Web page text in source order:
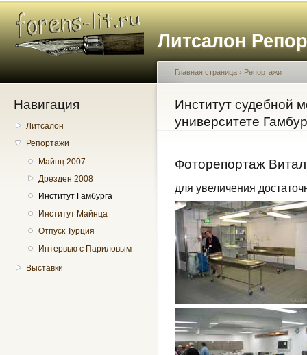
Литсалон
Навигация
Литсалон
Репортажи
Майнц 2007
Дрезден 2008
Институт Гамбурга
Институт Майнца
Отпуск Турция
Интервью с Париловым
Выставки
Вы здесь
Главная страница › Репортажи
Институт судебной
университете
Фоторепортаж
для увеличения